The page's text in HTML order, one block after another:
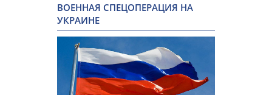
ВОЕННАЯ СПЕЦОПЕРАЦИЯ НА
УКРАИНЕ